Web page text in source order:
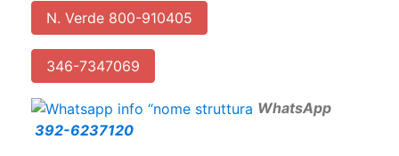
N. Verde 800-910405
346-7347069
WhatsApp
392-6237120